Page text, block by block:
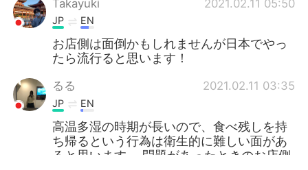
Takayuki 2021.02.11 05:50
JP EN
お店側は面倒かもしれませんが日本でやっ
たら流行ると思います！
るる 2021.02.11 03:35
JP EN
高温多湿の時期が長いので、食べ残しを持
ち帰るという行為は衛生的に難しい面があ
ると思います。 問題があったときのお店側